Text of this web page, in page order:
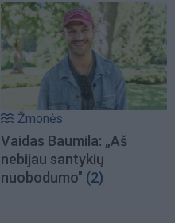
Žmonės
Vaidas Baumila: „Aš
nebijau santykių
nuobodumo" (2)